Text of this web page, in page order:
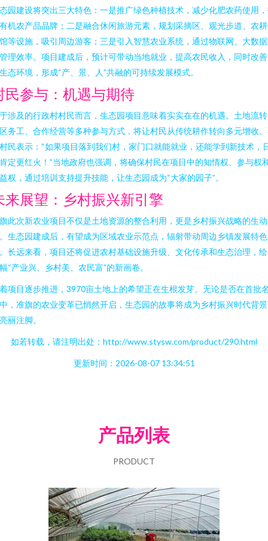
园建设将突出三大特色：一是推广绿色种植技术，减少化肥农药使用
机农产品品牌；二是融合休闲旅游元素，规划采摘区、观光步道、农
等设施，吸引周边游客；三是引入智慧农业系统，通过物联网、大数
理效率。项目建成后，预计可带动当地就业，提高农民收入，同时改
态环境，形成“产、景、人”共融的可持续发展模式。
民参与：机遇与期待
涉及的行政村村民而言，生态园项目意味着实实在在的机遇。土地流
务工、合作经营等多种参与方式，将让村民从传统耕作转向多元增收
民表示：“如果项目落到我们村，家门口就能就业，还能学到新技术，
定更红火！”当地政府也强调，将确保村民在项目中的知情权、参与权
权，通过培训支持提升技能，让生态园成为“大家的园子”。
来展望：乡村振兴新引擎
此次新农业项目不仅是土地资源的整合利用，更是乡村振兴战略的生
生态园建成后，有望成为区域农业示范点，辐射带动周边乡镇发展特
长远来看，项目还将促进农村基础设施升级、文化传承和生态治理，
“产业兴、乡村美、农民富”的新画卷。
项目逐步推进，3970亩土地上的希望正在生根发芽。无论是否在首批
，准旗的农业变革已悄然开启，生态园的故事将成为乡村振兴时代背
丽注脚。
如若转载，请注明出处：http://www.stysw.com/product/290.html
更新时间：2026-08-07 13:34:51
产品列表
PRODUCT